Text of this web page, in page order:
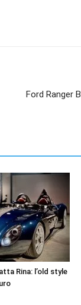
Ford Ranger
Rina: l’old style